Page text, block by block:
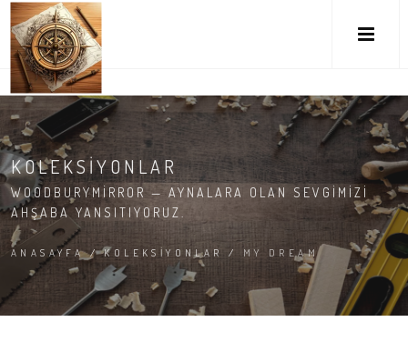
KOLEKSIYONLAR
WOODBURYMIRROR — AYNALARA OLAN SEVGIMIZI
AHŞABA YANSITIYORUZ.
ANASAYFA/KOLEKSIYONLAR/ MY DREAM